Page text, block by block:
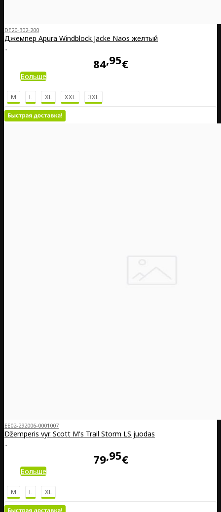
DE20-302-200
Джемпер Apura Windblock Jacke Naos желтый
..
84 95€
Больше
M L XL XXL 3XL
EE02-292006-0001007
Džemperis vyr. Scott M's Trail Storm LS juodas
..
79 95€
Больше
M L XL